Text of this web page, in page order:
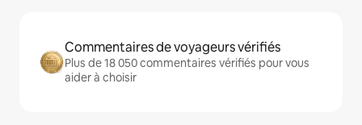
Commentaires de voyageurs vérifiés
Plus de 18 050 commentaires vérifiés pour vous
aider à choisir